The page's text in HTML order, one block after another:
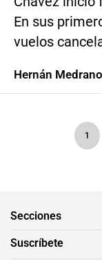
En sus
vuelos
Hernán
1
Secciones
Suscríbete